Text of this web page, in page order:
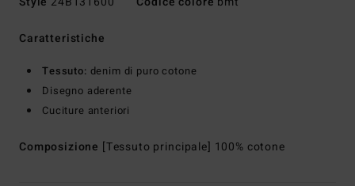
Caratteristiche
Tessuto: denim di puro cotone
Disegno aderente
Cuciture anteriori
Composizione [Tessuto principale] 100% cotone